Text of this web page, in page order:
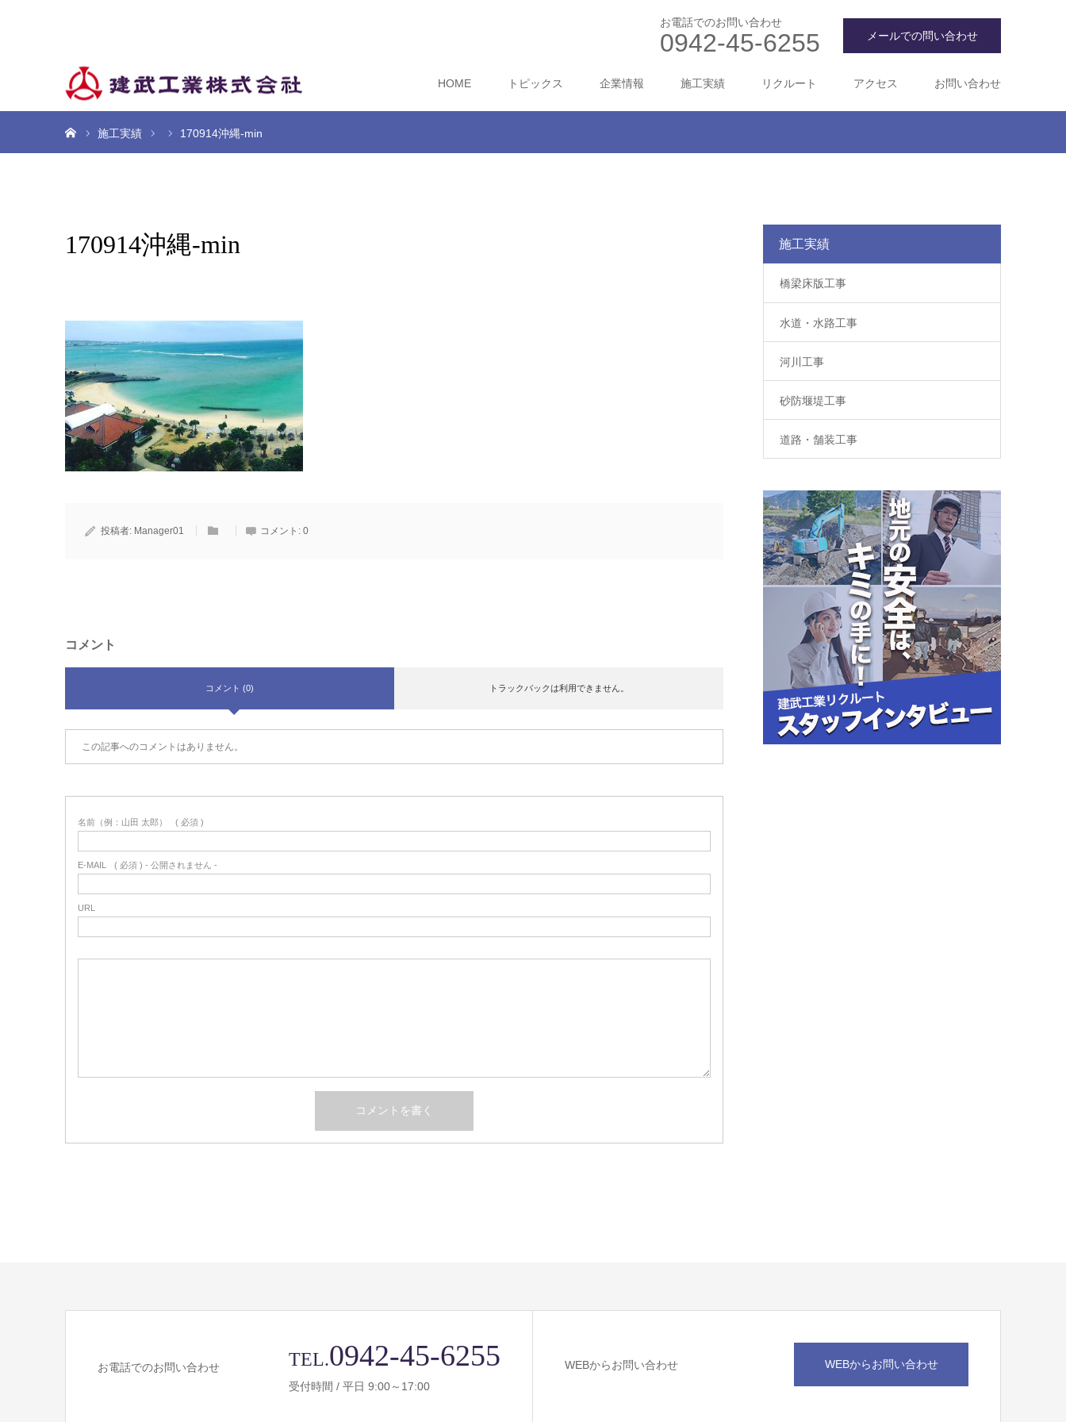
お電話でのお問い合わせ
0942-45-6255 メールでの問い合わせ
HOME トピックス 企業情報 施工実績 リクルート アクセス お問い合わせ
施工実績 170914沖縄-min
170914沖縄-min
投稿者: Manager01 コメント: 0
コメント
コメント (0) トラックバックは利用できません。
この記事へのコメントはありません。
名前（例：山田 太郎） ( 必須 )
E-MAIL ( 必須 ) - 公開されません -
URL
施工実績
橋梁床版工事
水道・水路工事
河川工事
砂防堰堤工事
道路・舗装工事
お電話でのお問い合わせ TEL.0942-45-6255
受付時間 / 平日 9:00～17:00
WEBからお問い合わせ WEBからお問い合わせ